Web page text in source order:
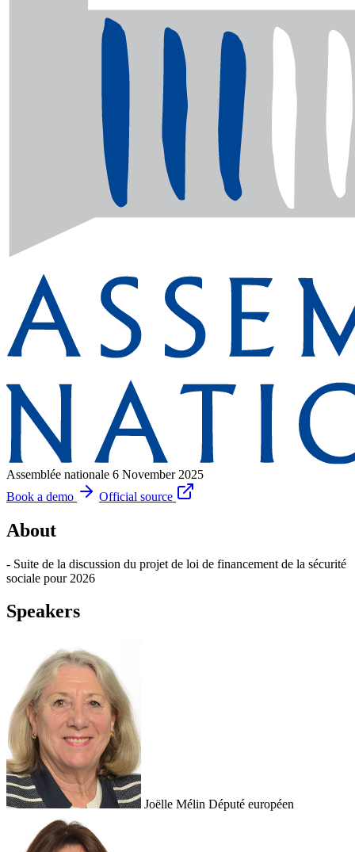
Assemblée nationale 6 November 2025
Book a demo
Official source
About
- Suite de la discussion du projet de loi de financement de la sécurité
sociale pour 2026
Speakers
Joëlle Mélin Député européen